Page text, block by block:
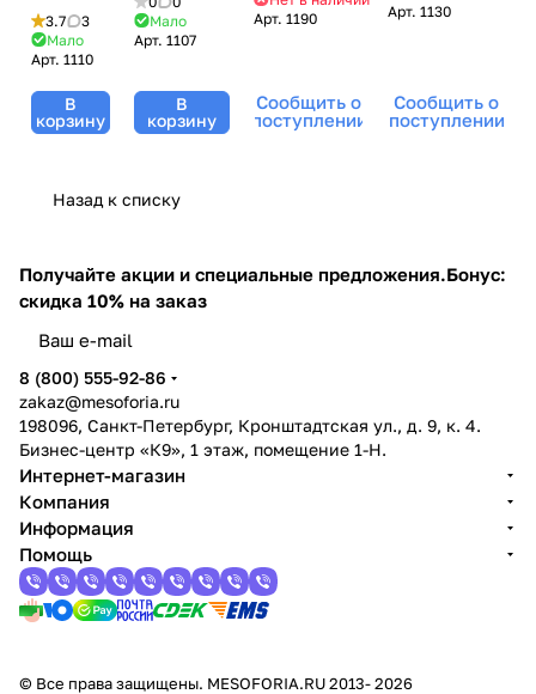
Perfect
Lift
Cream,
Cosmetics
(Янсен
3.7
3
Мало
Арт. 1110
В
корзину
Enzyme
Peel,
Cosmetics
(Янсен
косметика),
Мало
Арт. 1107
В
корзину
Instant Lift
Cosmetics
(Янсен
Арт. 1190
Сообщить о
поступлении
Age
Cosmetics
(Янсен
Арт.1130
Сообщить о
поступлении
Назад к списку
Получайте акции и специальные предложения.Бонус:
скидка 10% на заказ
8 (800) 555-92-86
zakaz@mesoforia.ru
198096, Санкт-Петербург, Кронштадтская ул., д. 9, к. 4.
Бизнес-центр «К9», 1 этаж, помещение 1-Н.
Интернет-магазин
Компания
Информация
Помощь
© Все права защищены. MESOFORIA.RU 2013- 2026